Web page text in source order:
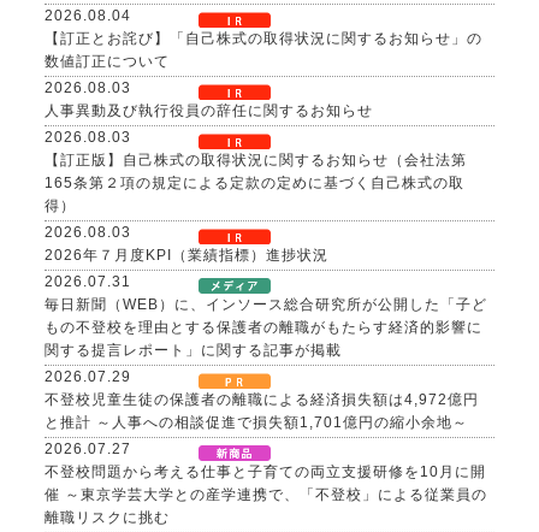
2026.08.04
【訂正とお詫び】「自己株式の取得状況に関するお知らせ」の
数値訂正について
2026.08.03
人事異動及び執行役員の辞任に関するお知らせ
2026.08.03
【訂正版】自己株式の取得状況に関するお知らせ（会社法第
165条第２項の規定による定款の定めに基づく自己株式の取
得）
2026.08.03
2026年７月度KPI（業績指標）進捗状況
2026.07.31
毎日新聞（WEB）に、インソース総合研究所が公開した「子ど
もの不登校を理由とする保護者の離職がもたらす経済的影響に
関する提言レポート」に関する記事が掲載
2026.07.29
不登校児童生徒の保護者の離職による経済損失額は4,972億円
と推計 ～人事への相談促進で損失額1,701億円の縮小余地～
2026.07.27
不登校問題から考える仕事と子育ての両立支援研修を10月に開
催 ～東京学芸大学との産学連携で、「不登校」による従業員の
離職リスクに挑む